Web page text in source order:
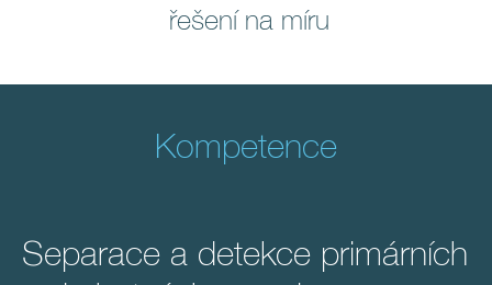
řešení na míru
Kompetence
Separace a detekce primárních